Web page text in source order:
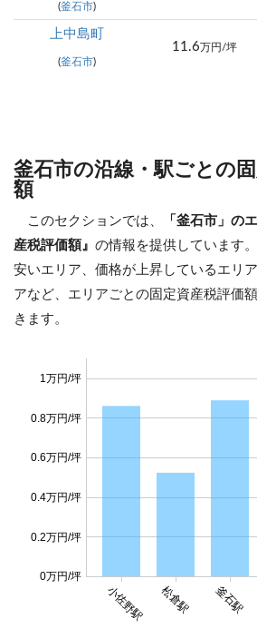
(釜石市)
上中島町
(釜石市)
11.6 万円/坪
釜石市の沿線・駅ごとの
額
このセクションでは、
「釜石市」の
産税評価額』 の情報を提供しています
安いエリア、価格が上昇しているエリ
アなど、エリアごとの固定資産税評価
きます。
小佐野駅 松倉駅 釜石駅
0万円/坪
0.2万円/坪
0.4万円/坪
0.6万円/坪
0.8万円/坪
1万円/坪